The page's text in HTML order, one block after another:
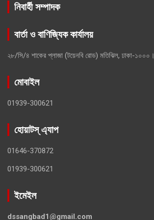
নিবার্হী সম্পাদক
বার্তা ও বাণিজ্যিক কার্যালয়
২৮/সি/৪ শাকের প্লাজা (টয়েনবি রোড) মতিঝিল, ঢাকা-১০০০।
মোবাইল
01939-300621
হোয়াটস্ এ্যাপ
01646-370872
01939-300621
ইমেইল
dssangbad1@gmail.com